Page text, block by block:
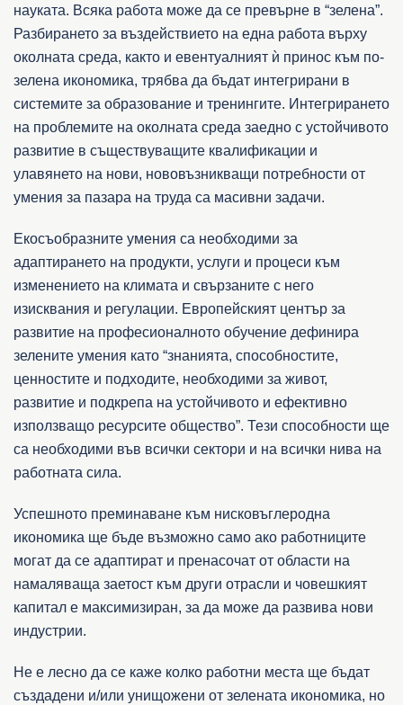
науката. Всяка работа може да се превърне в “зелена”.
Разбирането за въздействието на една работа върху
околната среда, както и евентуалният ѝ принос към по-
зелена икономика, трябва да бъдат интегрирани в
системите за образование и тренингите. Интегрирането
на проблемите на околната среда заедно с устойчивото
развитие в съществуващите квалификации и
улавянето на нови, нововъзникващи потребности от
умения за пазара на труда са масивни задачи.
Екосъобразните умения са необходими за
адаптирането на продукти, услуги и процеси към
изменението на климата и свързаните с него
изисквания и регулации. Европейският център за
развитие на професионалното обучение дефинира
зелените умения като “знанията, способностите,
ценностите и подходите, необходими за живот,
развитие и подкрепа на устойчивото и ефективно
използващо ресурсите общество”. Тези способности ще
са необходими във всички сектори и на всички нива на
работната сила.
Успешното преминаване към нисковъглеродна
икономика ще бъде възможно само ако работниците
могат да се адаптират и пренасочат от области на
намаляваща заетост към други отрасли и човешкият
капитал е максимизиран, за да може да развива нови
индустрии.
Не е лесно да се каже колко работни места ще бъдат
създадени и/или унищожени от зелената икономика, но